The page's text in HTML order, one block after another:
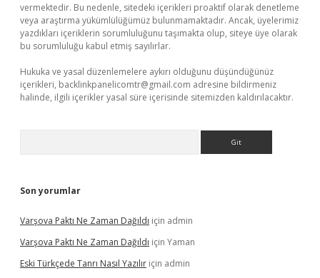
vermektedir. Bu nedenle, sitedeki içerikleri proaktif olarak denetleme
veya araştırma yükümlülüğümüz bulunmamaktadır. Ancak, üyelerimiz
yazdıkları içeriklerin sorumluluğunu taşımakta olup, siteye üye olarak
bu sorumluluğu kabul etmiş sayılırlar.
Hukuka ve yasal düzenlemelere aykırı olduğunu düşündüğünüz
içerikleri, backlinkpanelicomtr@gmail.com adresine bildirmeniz
halinde, ilgili içerikler yasal süre içerisinde sitemizden kaldırılacaktır.
Son yorumlar
Varşova Paktı Ne Zaman Dağıldı için admin
Varşova Paktı Ne Zaman Dağıldı için Yaman
Eski Türkçede Tanrı Nasıl Yazılır için admin